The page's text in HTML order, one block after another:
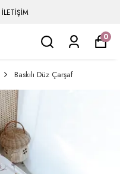
İLETİŞİM
0
Baskılı Düz Çarşaf